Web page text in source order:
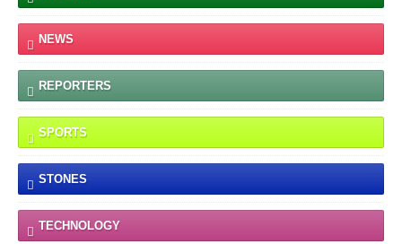
NEWS
REPORTERS
SPORTS
STONES
TECHNOLOGY